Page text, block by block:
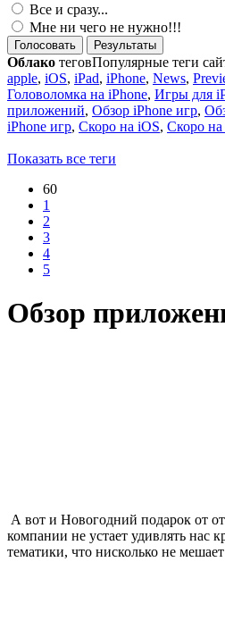
Все и сразу...
Мне ни чего не нужно!!!
Голосовать Результаты
Облако теговПопулярные теги
apple, iOS, iPad, iPhone, News,
Головоломка на iPhone, Игры для
приложений, Обзор iPhone игр,
iPhone игр, Скоро на iOS, Скоро на
Показать все теги
60
1
2
3
4
5
Обзор
А вот и Новогодний подарок от
компании не устает удивлять
тематики, что нисколько не